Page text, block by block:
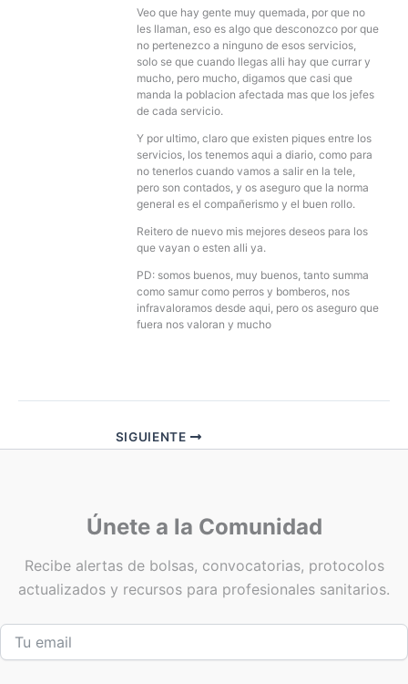
Veo que hay gente muy quemada, por que no
les llaman, eso es algo que desconozco por que
no pertenezco a ninguno de esos servicios,
solo se que cuando llegas alli hay que currar y
mucho, pero mucho, digamos que casi que
manda la poblacion afectada mas que los jefes
de cada servicio.
Y por ultimo, claro que existen piques entre los
servicios, los tenemos aqui a diario, como para
no tenerlos cuando vamos a salir en la tele,
pero son contados, y os aseguro que la norma
general es el compañerismo y el buen rollo.
Reitero de nuevo mis mejores deseos para los
que vayan o esten alli ya.
PD: somos buenos, muy buenos, tanto summa
como samur como perros y bomberos, nos
infravaloramos desde aqui, pero os aseguro que
fuera nos valoran y mucho
SIGUIENTE
Únete a la Comunidad
Recibe alertas de bolsas, convocatorias, protocolos
actualizados y recursos para profesionales sanitarios.